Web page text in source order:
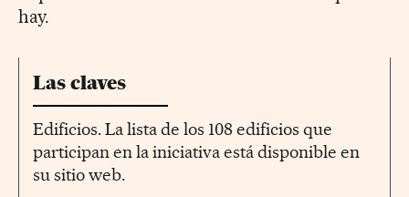
hay.
Las claves
Edificios. La lista de los 108 edificios que
participan en la iniciativa está disponible en
su sitio web.